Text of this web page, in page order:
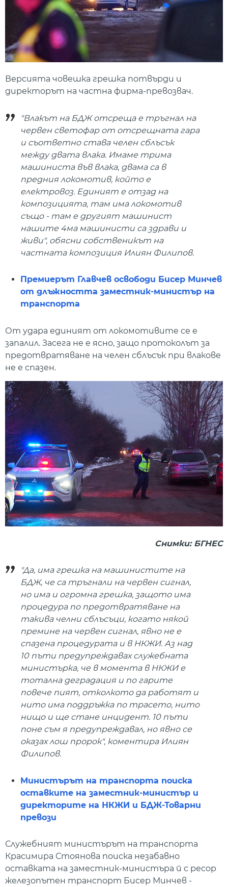
Версията човешка грешка потвърди и
директорът на частна фирма-превозвач.
"Влакът на БДЖ отсреща е тръгнал на
червен светофар от отсрещната гара
и съответно става челен сблъсък
между двата влака. Имаме трима
машиниста във влака, двама са в
предния локомотив, който е
електровоз. Единият е отзад на
композицията, там има локомотив
също - там е другият машинист
нашите 4ма машинисти са здрави и
живи", обясни собственикът на
частната композиция Илиян Филипов.
Премиерът Главчев освободи Бисер Минчев
от длъжността заместник-министър на
транспорта
От удара единият от локомотивите се е
запалил. Засега не е ясно, защо протоколът за
предотвратяване на челен сблъсък при влакове
не е спазен.
Снимки: БГНЕС
"Да, има грешка на машинистите на
БДЖ, че са тръгнали на червен сигнал,
но има и огромна грешка, защото има
процедура по предотвратяване на
такива челни сблъсъци, когато някой
премине на червен сигнал, явно не е
спазена процедурата и в НКЖИ. Аз над
10 пъти предупреждавах служебната
министърка, че в момента в НКЖИ е
тотална деградация и по гарите
повече пият, отколкото да работят и
нито има поддръжка по трасето, нито
нищо и ще стане инцидент. 10 пъти
поне съм я предупреждавал, но явно се
оказах лош пророк", коментира Илиян
Филипов.
Министърът на транспорта поиска
оставките на заместник-министър и
директорите на НКЖИ и БДЖ-Товарни
превози
Служебният министърът на транспорта
Красимира Стоянова поиска незабавно
оставката на заместник-министъра й с ресор
железопътен транспорт Бисер Минчев -